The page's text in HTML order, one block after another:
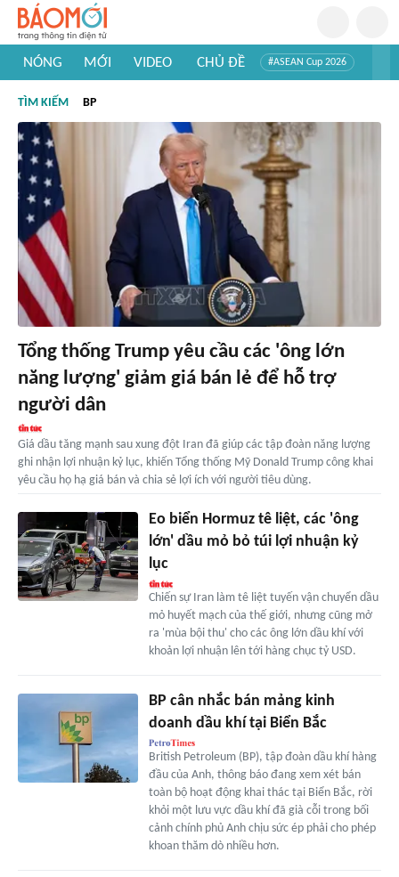
NÓNG MỚI VIDEO CHỦ ĐỀ #ASEAN Cup 2026
#Khám phá thế giới
TÌM KIẾM BP
Tổng thống Trump yêu cầu các 'ông lớn
năng lượng' giảm giá bán lẻ để hỗ trợ
người dân
Giá dầu tăng mạnh sau xung đột Iran đã giúp các tập đoàn năng lượng
ghi nhận lợi nhuận kỷ lục, khiến Tổng thống Mỹ Donald Trump công khai
yêu cầu họ hạ giá bán và chia sẻ lợi ích với người tiêu dùng.
Eo biển Hormuz tê liệt, các 'ông
lớn' dầu mỏ bỏ túi lợi nhuận kỷ
lục
Chiến sự Iran làm tê liệt tuyến vận chuyển dầu
mỏ huyết mạch của thế giới, nhưng cũng mở
ra 'mùa bội thu' cho các ông lớn dầu khí với
khoản lợi nhuận lên tới hàng chục tỷ USD.
BP cân nhắc bán mảng kinh
doanh dầu khí tại Biển Bắc
British Petroleum (BP), tập đoàn dầu khí hàng
đầu của Anh, thông báo đang xem xét bán
toàn bộ hoạt động khai thác tại Biển Bắc, rời
khỏi một lưu vực dầu khí đã già cỗi trong bối
cảnh chính phủ Anh chịu sức ép phải cho phép
khoan thăm dò nhiều hơn.